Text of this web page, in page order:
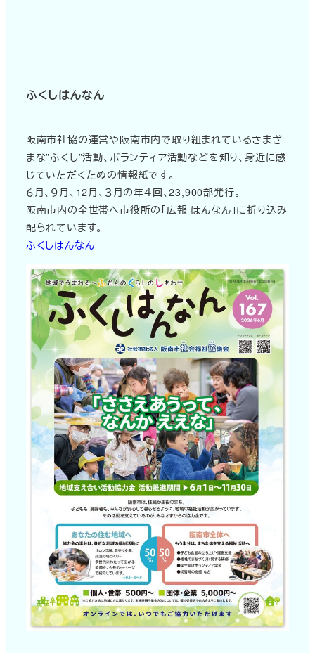
ふくしはんなん
阪南市社協の運営や阪南市内で取り組まれているさまざ
まな”ふくし”活動、ボランティア活動などを知り、身近に感
じていただくための情報紙です。
６月、９月、12月、３月の年４回、23,900部発行。
阪南市内の全世帯へ市役所の「広報 はんなん」に折り込み
配られています。
ふくしはんなん